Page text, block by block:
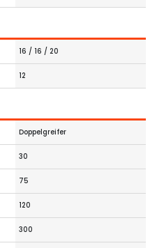
16 / 16 / 20
12
Doppelgreifer
30
75
120
300